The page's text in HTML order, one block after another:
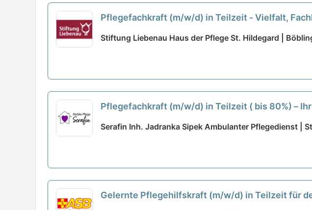
Pflegefachkraft (m/w/d) in Teilzeit - Vielfalt,
Stiftung Liebenau Haus der Pflege St. Hildegard |
Pflegefachkraft (m/w/d) in Teilzeit ( bis 80%) –
Serafin Inh. Jadranka Sipek Ambulanter Pflegedienst |
Gelernte Pflegehilfskraft (m/w/d) in Teilzeit für